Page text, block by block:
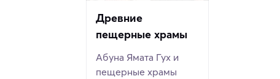
Древние
пещерные храмы
Абуна Ямата Гух и
пещерные храмы